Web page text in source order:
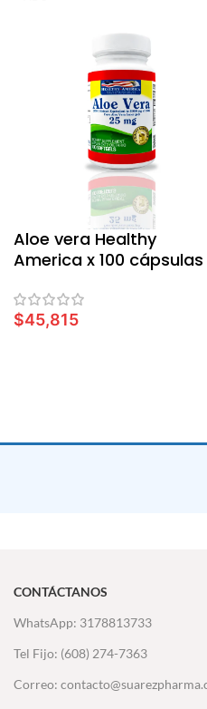
Aloe vera Healthy
America x 100 cápsulas
$45,815
CONTÁCTANOS
WhatsApp: 3178813733
Tel Fijo: (608) 274-7363
Correo: